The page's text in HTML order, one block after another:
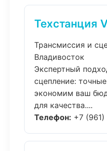
Техстанция
Трансмиссия и
Владивосток
Экспертный
сцепление:
экономим ваш
для качества....
Телефон: +7